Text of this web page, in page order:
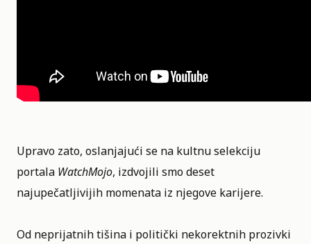
Upravo zato, oslanjajući se na kultnu selekciju
portala WatchMojo, izdvojili smo deset
najupečatljivijih momenata iz njegove karijere.
Od neprijatnih tišina i politički nekorektnih prozivki